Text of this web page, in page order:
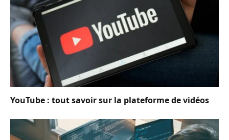
YouTube : tout savoir sur la plateforme de vidéos